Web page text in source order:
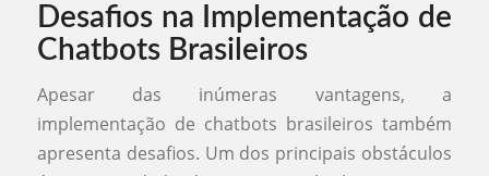
Desafios na Implementação de
Chatbots Brasileiros
Apesar das inúmeras vantagens, a
implementação de chatbots brasileiros também
apresenta desafios. Um dos principais obstáculos